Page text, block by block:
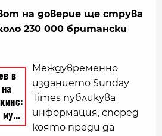
на доверие ще струва
230 000 британски
Междувременно
изданието Sunday
Times публикува
информация, според
която преди да